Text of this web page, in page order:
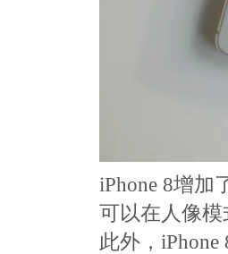
iPhone 8增
可以在人像
此外，